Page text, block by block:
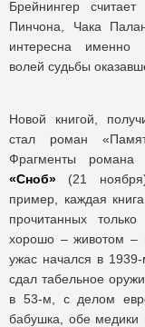
Брейнингер
Пинчона, Чака
интересна именно
волей судьбы
Новой книгой,
стал роман
Фрагменты романа
«Сноб» (21
пример, каждая
прочитанных
хорошо – животом –
ужас начался в
сдал табельное
в 53-м, с делом
бабушка, обе медики